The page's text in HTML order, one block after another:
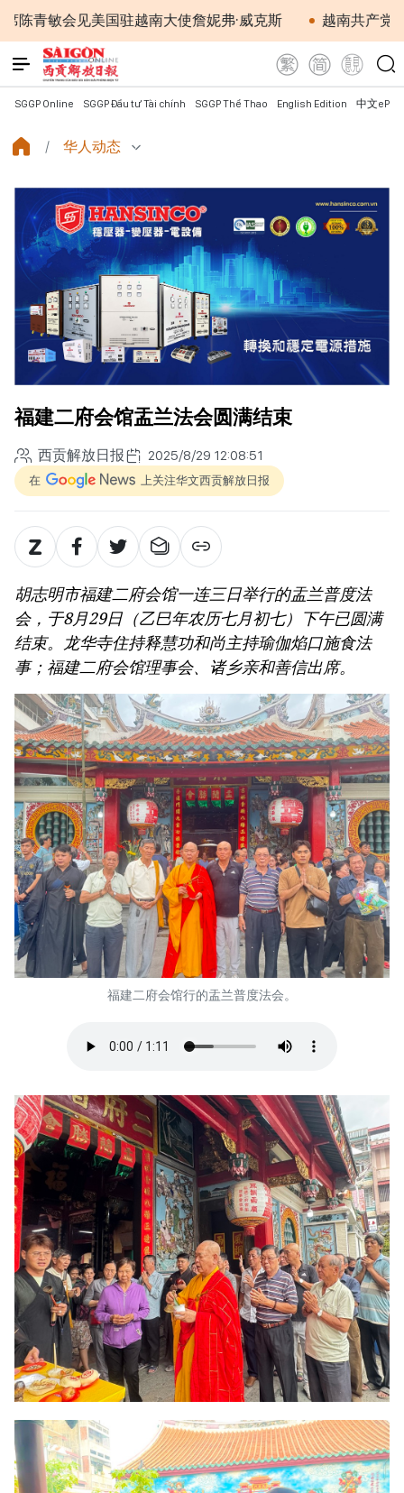
见美国驻越南大使詹妮弗·威克斯 越南共产党中央总书
SGGP Online SGGP Đầu tư Tài chính SGGP Thể Thao English Edition 中文
华人动态
福建二府会馆盂兰法会圆满结束
西贡解放日报 2025/8/29 12:08:51
在 上关注华文西贡解放日报
胡志明市福建二府会馆一连三日举行的盂兰普度法
会，于8月29日（乙巳年农历七月初七）下午已圆满
结束。龙华寺住持释慧功和尚主持瑜伽焰口施食法
事；福建二府会馆理事会、诸乡亲和善信出席。
福建二府会馆行的盂兰普度法会。